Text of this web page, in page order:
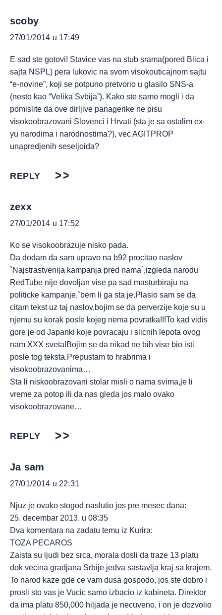
scoby
27/01/2014 u 17:49
E sad ste gotovi! Stavice vas na stub srama(pored Blica i
sajta NSPL) pera lukovic na svom visokouticajnom sajtu
“e-novine”, koji se potpuno pretvorio u glasilo SNS-a
(nesto kao “Velika Svbija”). Kako ste samo mogli i da
pomislite da ove dirljive panagerike ne pisu
visokoobrazovani Slovenci i Hrvati (sta je sa ostalim ex-
yu narodima i narodnostima?), vec AGITPROP
unapredjenih seseljoida?
REPLY
zexx
27/01/2014 u 17:52
Ko se visokoobrazuje nisko pada.
Da dodam da sam upravo na b92 procitao naslov
`Najstrastvenija kampanja pred nama`,izgleda narodu
RedTube nije dovoljan vise pa sad masturbiraju na
politicke kampanje,`bem li ga sta je.Plasio sam se da
citam tekst uz taj naslov,bojim se da perverzije koje su u
njemu su korak posle kojeg nema povratka!!!To kad vidis
gore je od Japanki koje povracaju i slicnih lepota ovog
nam XXX sveta!Bojim se da nikad ne bih vise bio isti
posle tog teksta.Prepustam to hrabrima i
visokoobrazovanima…
Sta li niskoobrazovani stolar misli o nama svima,je li
vreme za potop ili da nas gleda jos malo ovako
visokoobrazovane…
REPLY
Ja sam
27/01/2014 u 22:31
Njuz je ovako stogod naslutio jos pre mesec dana:
25. decembar 2013. u 08:35
Dva komentara na zadatu temu iz Kurira:
TOZA PECAROS
Zaista su ljudi bez srca, morala dosli da traze 13 platu
dok vecina gradjana Srbije jedva sastavlja kraj sa krajem.
To narod kaze gde ce vam dusa gospodo, jos ste dobro i
prosli sto vas je Vucic samo izbacio iz kabineta. Direktor
da ima platu 850,000 hiljada je necuveno, i on je dozvolio